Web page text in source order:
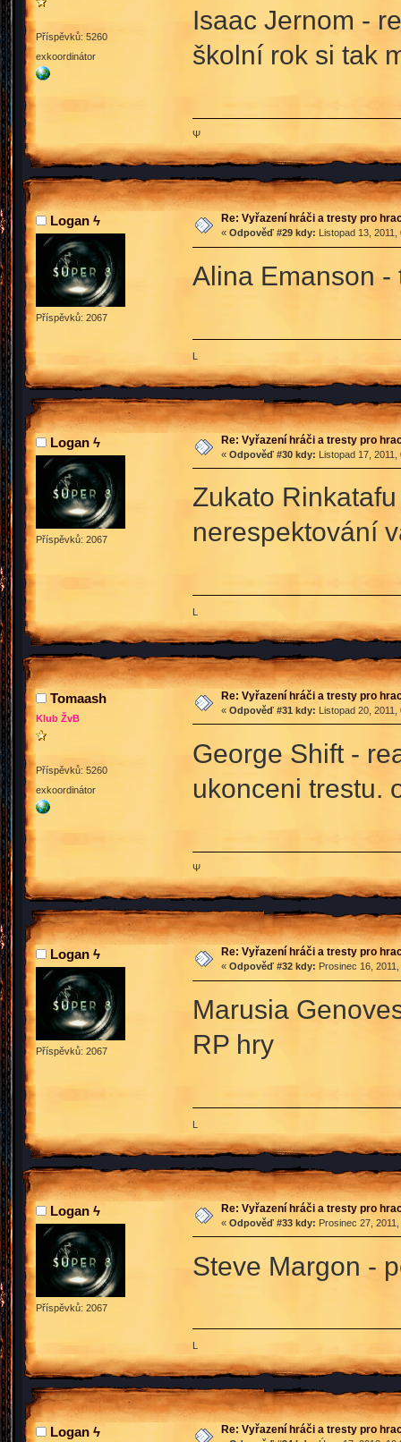
Příspěvků: 5260
exkoordinátor
Isaac Jernom -
školní rok si tak
Ψ
Logan ϟ
Příspěvků: 2067
Re: Vyřazení hráči a tresty pro
« Odpověď #29 kdy: Listopad 13,
Alina Emanson
L
Logan ϟ
Příspěvků: 2067
Re: Vyřazení hráči a tresty pro
« Odpověď #30 kdy: Listopad 17,
Zukato
nerespektování
L
Tomaash
Klub ŽvB
Příspěvků: 5260
exkoordinátor
Re: Vyřazení hráči a tresty pro
« Odpověď #31 kdy: Listopad 20,
George Shift -
ukonceni trestu.
Ψ
Logan ϟ
Příspěvků: 2067
Re: Vyřazení hráči a tresty pro
« Odpověď #32 kdy: Prosinec 16,
Marusia
RP hry
L
Logan ϟ
Příspěvků: 2067
Re: Vyřazení hráči a tresty pro
« Odpověď #33 kdy: Prosinec 27,
Steve Margon -
L
Logan ϟ Re: Vyřazení hráči a tresty pro